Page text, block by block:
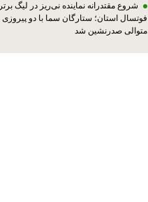
شروع مقتدرانه نماینده نی‌ریز در لیگ برتر
فوتسال استان؛ ستارگان سما با دو پیروزی
متوالی صدرنشین شد